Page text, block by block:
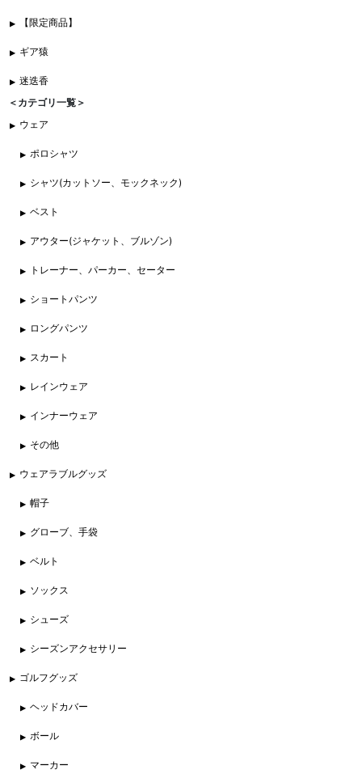
【限定商品】
ギア猿
迷迭香
＜カテゴリ一覧＞
ウェア
ポロシャツ
シャツ(カットソー、モックネック)
ベスト
アウター(ジャケット、ブルゾン)
トレーナー、パーカー、セーター
ショートパンツ
ロングパンツ
スカート
レインウェア
インナーウェア
その他
ウェアラブルグッズ
帽子
グローブ、手袋
ベルト
ソックス
シューズ
シーズンアクセサリー
ゴルフグッズ
ヘッドカバー
ボール
マーカー